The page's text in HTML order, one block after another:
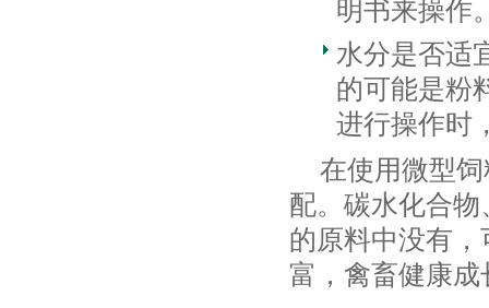
明书来操作
水分是否适
的可能是粉
进行操作时
在使用微型
配。碳水化合
的原料中没有
富，禽畜健康成